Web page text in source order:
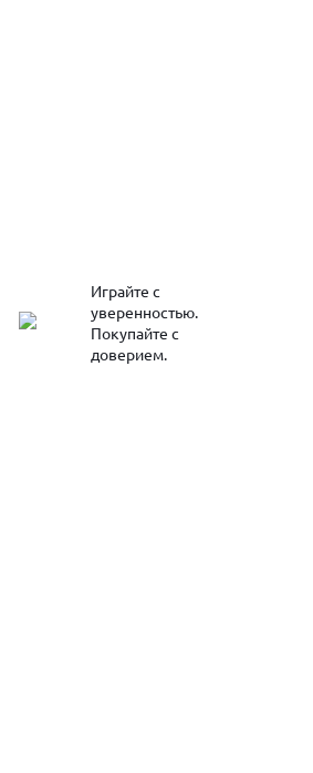
Играйте с
уверенностью.
Покупайте с
доверием.